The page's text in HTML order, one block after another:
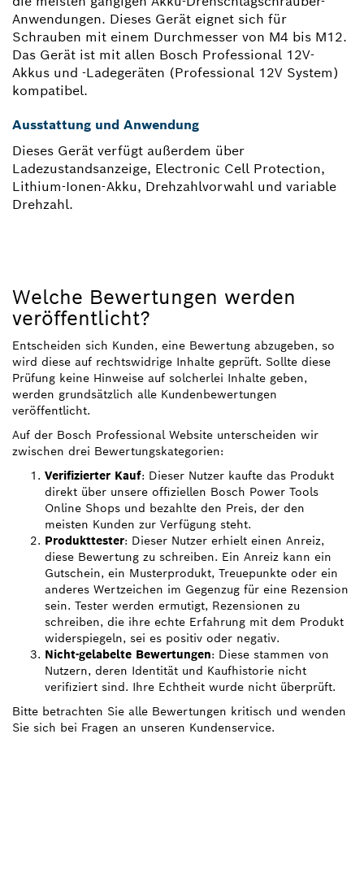
Anwendungen. Dieses Gerät eignet sich für
Schrauben mit einem Durchmesser von M4 bis M12.
Das Gerät ist mit allen Bosch Professional 12V-
Akkus und -Ladegeräten (Professional 12V System)
kompatibel.
Ausstattung und Anwendung
Dieses Gerät verfügt außerdem über
Ladezustandsanzeige, Electronic Cell Protection,
Lithium-Ionen-Akku, Drehzahlvorwahl und variable
Drehzahl.
Welche Bewertungen werden
veröffentlicht?
Entscheiden sich Kunden, eine Bewertung abzugeben, so
wird diese auf rechtswidrige Inhalte geprüft. Sollte diese
Prüfung keine Hinweise auf solcherlei Inhalte geben,
werden grundsätzlich alle Kundenbewertungen
veröffentlicht.
Auf der Bosch Professional Website unterscheiden wir
zwischen drei Bewertungskategorien:
Verifizierter Kauf: Dieser Nutzer kaufte das Produkt
direkt über unsere offiziellen Bosch Power Tools
Online Shops und bezahlte den Preis, der den
meisten Kunden zur Verfügung steht.
Produkttester: Dieser Nutzer erhielt einen Anreiz,
diese Bewertung zu schreiben. Ein Anreiz kann ein
Gutschein, ein Musterprodukt, Treuepunkte oder ein
anderes Wertzeichen im Gegenzug für eine Rezension
sein. Tester werden ermutigt, Rezensionen zu
schreiben, die ihre echte Erfahrung mit dem Produkt
widerspiegeln, sei es positiv oder negativ.
Nicht-gelabelte Bewertungen: Diese stammen von
Nutzern, deren Identität und Kaufhistorie nicht
verifiziert sind. Ihre Echtheit wurde nicht überprüft.
Bitte betrachten Sie alle Bewertungen kritisch und wenden
Sie sich bei Fragen an unseren Kundenservice.